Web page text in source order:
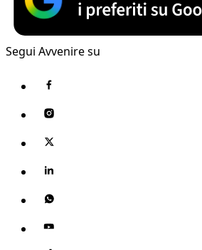
Segui Avvenire su